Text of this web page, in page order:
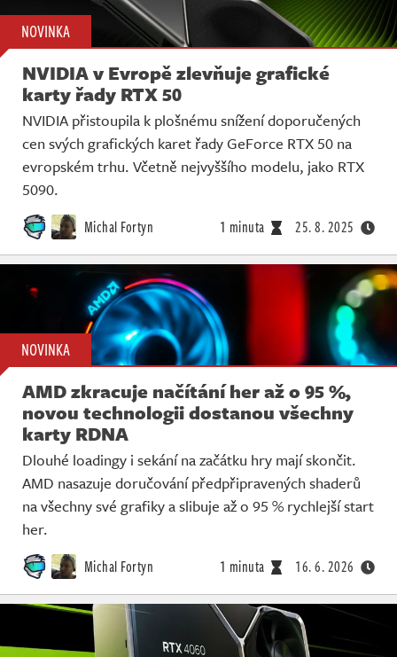
NOVINKA
NVIDIA v Evropě zlevňuje grafické
karty řady RTX 50
NVIDIA přistoupila k plošnému snížení doporučených
cen svých grafických karet řady GeForce RTX 50 na
evropském trhu. Včetně nejvyššího modelu, jako RTX
5090.
Michal Fortyn 1 minuta 25. 8. 2025
NOVINKA
AMD zkracuje načítání her až o 95 %,
novou technologii dostanou všechny
karty RDNA
Dlouhé loadingy i sekání na začátku hry mají skončit.
AMD nasazuje doručování předpřipravených shaderů
na všechny své grafiky a slibuje až o 95 % rychlejší start
her.
Michal Fortyn 1 minuta 16. 6. 2026